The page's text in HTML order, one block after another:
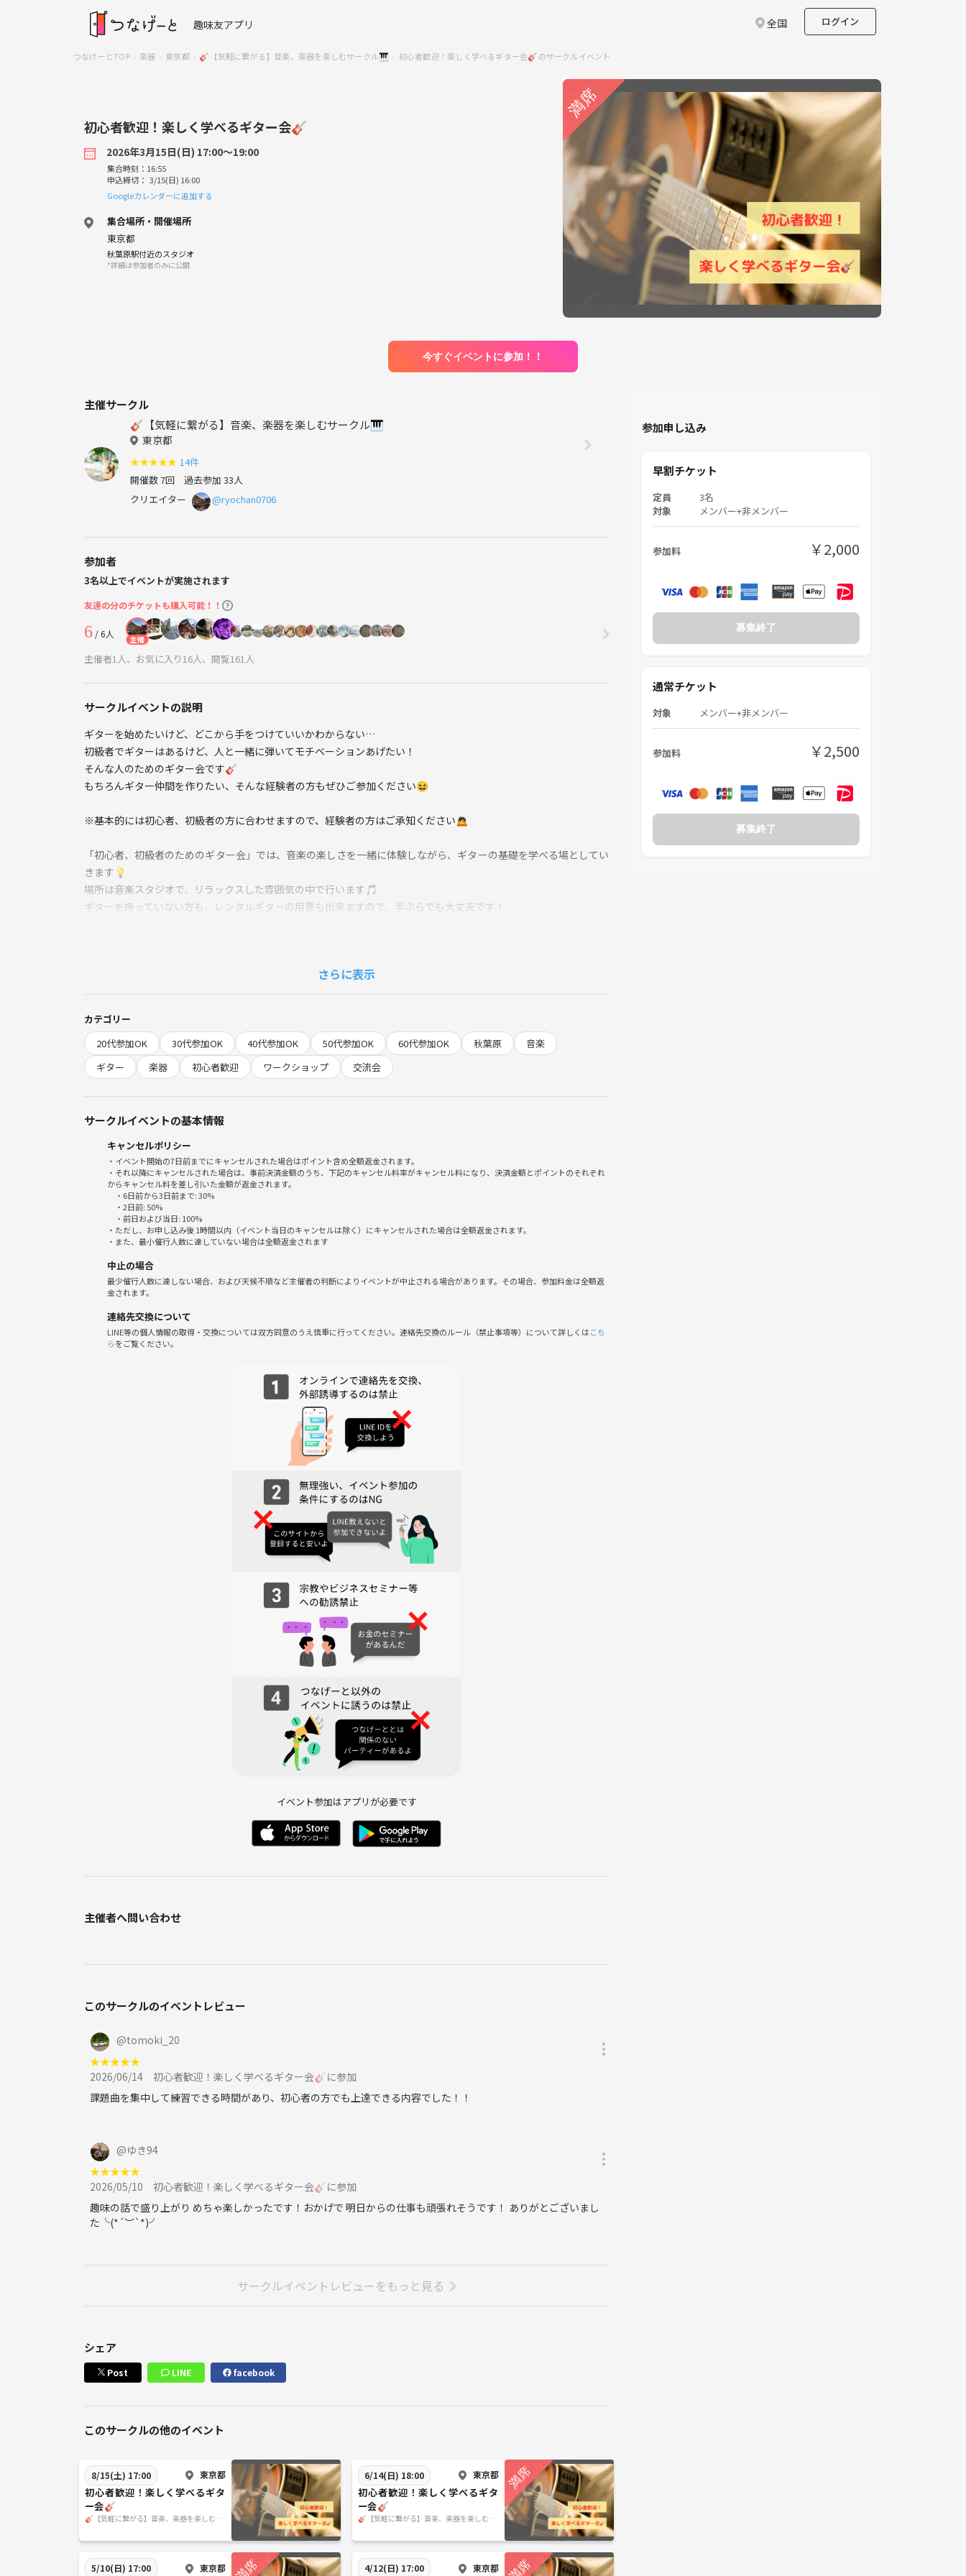
趣味友アプリ 全国 ログイン
つなげーとTOP 楽器 東京都 🎸【気軽に繋がる】音楽、楽器を楽しむサークル🎹 初心者歓迎！楽しく学べるギター会🎸のサークルイベント
初心者歓迎！楽しく学べるギター会🎸
2026年3月15日(日) 17:00〜19:00
集合時刻：16:55
申込締切： 3/15(日) 16:00
Googleカレンダーに追加する
集合場所・開催場所
東京都
秋葉原駅付近のスタジオ
*詳細は参加者のみに公開
今すぐイベントに参加！！
主催サークル
🎸【気軽に繋がる】音楽、楽器を楽しむサークル🎹
東京都
★★★★★ 14件
開催数 7回 過去参加 33人
クリエイター
@ryochan0706
参加者
3名以上でイベントが実施されます
友達の分のチケットも購入可能！！
6 / 6人 主催
主催者1人、お気に入り16人、閲覧161人
サークルイベントの説明
ギターを始めたいけど、どこから手をつけていいかわからない…
初級者でギターはあるけど、人と一緒に弾いてモチベーションあげたい！
そんな人のためのギター会です🎸
もちろんギター仲間を作りたい、そんな経験者の方もぜひご参加ください😆
※基本的には初心者、初級者の方に合わせますので、経験者の方はご承知ください🙇
「初心者、初級者のためのギター会」では、音楽の楽しさを一緒に体験しながら、ギターの基礎を学べる場としてい
きます💡
場所は音楽スタジオで、リラックスした雰囲気の中で行います🎵
ギターを持っていない方も、レンタルギターの用意も出来ますので、手ぶらでも大丈夫です！
その後、課題曲を元に基本的なコードの押さえ方やストロークの練習を行います😆
最後には、みんなで課題曲を演奏して、音楽の楽しさを実感していきます🎶
🌱サークルの雰囲気
サークルでは、音楽を通じて新しい友達を作ることを目的としています！
初心者の方も安心して参加できるよう、和やかでアットホームな雰囲気を大切にしていますので、お一人での参加も
大歓迎です！
参加者全員が楽しい時間を過ごせるよう、みんなで協力し合いながら、素敵な音楽の時間を作り上げていきましょ
⚠️注意事項⚠️
以下の行為はご遠慮ください。
・勧誘や営業、しつこいナンパ、暴言などの迷惑行為
・無許可での写真や動画のSNS投稿
さらに表示
カテゴリー
20代参加OK
30代参加OK 40代参加OK 50代参加OK 60代参加OK 秋葉原
音楽
ギター
楽器 初心者歓迎 ワークショップ 交流会
サークルイベントの基本情報
キャンセルポリシー
・イベント開始の7日前までにキャンセルされた場合はポイント含め全額返金されます。
・それ以降にキャンセルされた場合は、事前決済金額のうち、下記のキャンセル料率がキャンセル料になり、決済金額とポイントのそれぞれ
からキャンセル料を差し引いた金額が返金されます。
・6日前から3日前まで: 30%
・2日前: 50%
・前日および当日: 100%
・ただし、お申し込み後 1時間以内（イベント当日のキャンセルは除く）にキャンセルされた場合は全額返金されます。
・また、最小催行人数に達していない場合は全額返金されます
中止の場合
最少催行人数に達しない場合、および天候不順など主催者の判断によりイベントが中止される場合があります。その場合、参加料金は全額返
金されます。
連絡先交換について
LINE等の個人情報の取得・交換については双方同意のうえ慎重に行ってください。連絡先交換のルール（禁止事項等）について詳しくはこち
らをご覧ください。
イベント参加はアプリが必要です
主催者へ問い合わせ
このサークルのイベントレビュー
@tomoki_20
★★★★★
2026/06/14
初心者歓迎！楽しく学べるギター会🎸に参加
課題曲を集中して練習できる時間があり、初心者の方でも上達できる内容でした！！
@ゆき94
★★★★★
2026/05/10
初心者歓迎！楽しく学べるギター会🎸に参加
趣味の話で盛り上がり めちゃ楽しかったです！おかげで 明日からの仕事も頑張れそうです！ ありがとございまし
た╰(*´︶`*)╯
サークルイベントレビューをもっと見る
シェア
Post LINE facebook
このサークルの他のイベント
8/15(土) 17:00 東京都
初心者歓迎！楽しく学べるギタ
ー会🎸
🎸【気軽に繋がる】音楽、楽器を楽しむサ
6/14(日) 18:00 東京都
初心者歓迎！楽しく学べるギタ
ー会🎸
🎸【気軽に繋がる】音楽、楽器を楽しむサ
5/10(日) 17:00 東京都 4/12(日) 17:00 東京都
参加申し込み
早割チケット
定員 3名
対象 メンバー+非メンバー
参加料 ￥2,000
募集終了
通常チケット
対象 メンバー+非メンバー
参加料 ￥2,500
募集終了